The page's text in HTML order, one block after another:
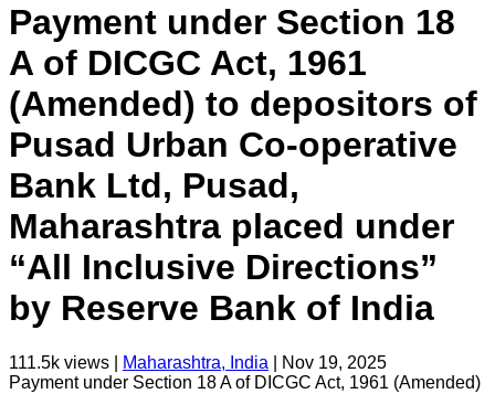
Payment under Section 18
A of DICGC Act, 1961
(Amended) to depositors of
Pusad Urban Co-operative
Bank Ltd, Pusad,
Maharashtra placed under
“All Inclusive Directions”
by Reserve Bank of India
111.5k views | Maharashtra, India
Nov 19, 2025
Payment under Section 18 A of DICGC Act, 1961 (Amended)